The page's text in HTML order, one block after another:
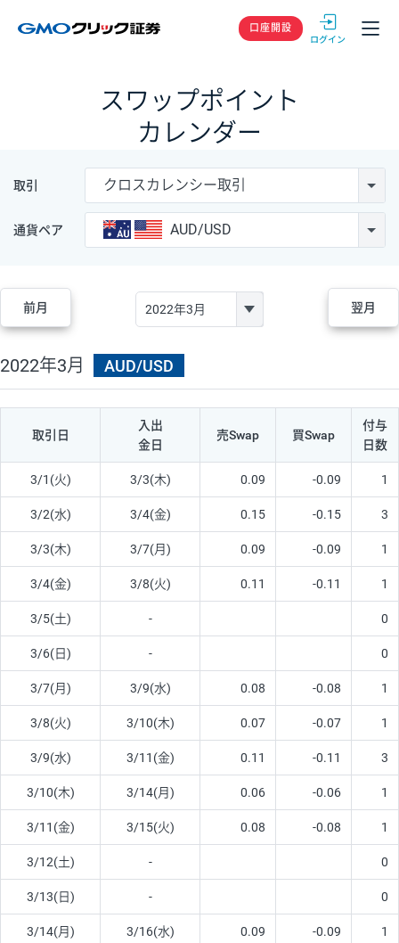
GMOクリック
口座開設
スワップポイント
カレンダー
取引 クロスカレンシー取引
通貨ペア AUD/USD
前月 翌月
2022年3月 AUD/USD
取引日
入出
金日
売Swap 買Swap
付与
日数
3/1(火) 3/3(木) 0.09 -0.09 1
3/2(水) 3/4(金) 0.15 -0.15 3
3/3(木) 3/7(月) 0.09 -0.09 1
3/4(金) 3/8(火) 0.11 -0.11 1
3/5(土) - 0
3/6(日) - 0
3/7(月) 3/9(水) 0.08 -0.08 1
3/8(火) 3/10(木) 0.07 -0.07 1
3/9(水) 3/11(金) 0.11 -0.11 3
3/10(木) 3/14(月) 0.06 -0.06 1
3/11(金) 3/15(火) 0.08 -0.08 1
3/12(土) - 0
3/13(日) - 0
3/14(月) 3/16(水) 0.09 -0.09 1